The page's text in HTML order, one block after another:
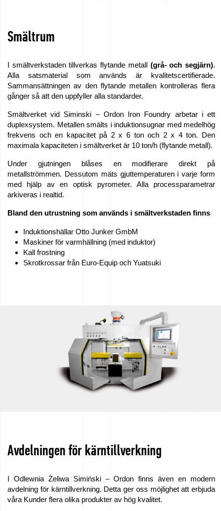
Smältrum
I smältverkstaden tillverkas flytande metall (grå- och segjärn).
Alla satsmaterial som används är kvalitetscertifierade.
Sammansättningen av den flytande metallen kontrolleras flera
gånger så att den uppfyller alla standarder.
Smältverket vid Siminski – Ordon Iron Foundry arbetar i ett
duplexsystem. Metallen smälts i induktionsugnar med medelhög
frekvens och en kapacitet på 2 x 6 ton och 2 x 4 ton. Den
maximala kapaciteten i smältverket är 10 ton/h (flytande metall).
Under gjutningen blåses en modifierare direkt på
metallströmmen. Dessutom mäts gjuttemperaturen i varje form
med hjälp av en optisk pyrometer. Alla processparametrar
arkiveras i realtid.
Bland den utrustning som används i smältverkstaden finns
Induktionshällar Otto Junker GmbM
Maskiner för varmhällning (med induktor)
Kall frostning
Skrotkrossar från Euro-Equip och Yuatsuki
Avdelningen för kärntillverkning
I Odlewnia Żeliwa Simiński – Ordon finns även en modern
avdelning för kärntillverkning. Detta ger oss möjlighet att erbjuda
våra Kunder flera olika produkter av hög kvalitet.